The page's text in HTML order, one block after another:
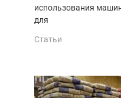
использования
для
Статьи